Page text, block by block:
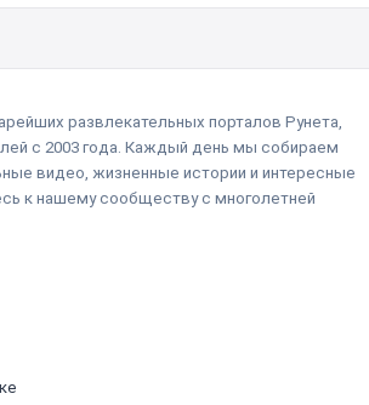
развлекательных порталов Рунета,
с 2003 года. Каждый день мы собираем
видео, жизненные истории и интересные
к нашему сообществу с многолетней